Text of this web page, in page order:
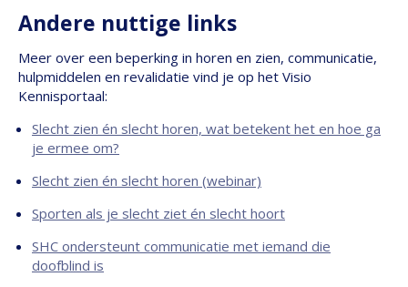
Andere nuttige links
Meer over een beperking in horen en zien, communicatie,
hulpmiddelen en revalidatie vind je op het Visio
Kennisportaal:
Slecht zien én slecht horen, wat betekent het en hoe ga
je ermee om?
Slecht zien én slecht horen (webinar)
Sporten als je slecht ziet én slecht hoort
SHC ondersteunt communicatie met iemand die
doofblind is